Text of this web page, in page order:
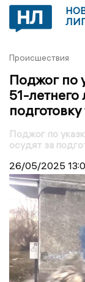
Происшествия
Поджог по
51-летнего
подготовку
Поджог по
осудят за
26/05/2025